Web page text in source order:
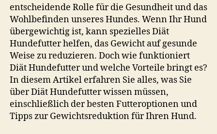
zur
Gewichtsreduktion
für
Ihren
Hund
–
Bis
5
kg
in
entscheidende Rolle für die Gesundheit und das
Wohlbefinden unseres Hundes. Wenn Ihr Hund
übergewichtig ist, kann spezielles Diät
Hundefutter helfen, das Gewicht auf gesunde
Weise zu reduzieren. Doch wie funktioniert
Diät Hundefutter und welche Vorteile bringt es?
In diesem Artikel erfahren Sie alles, was Sie
über Diät Hundefutter wissen müssen,
einschließlich der besten Futteroptionen und
Tipps zur Gewichtsreduktion für Ihren Hund.